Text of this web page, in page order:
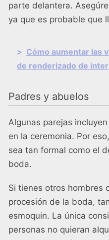
parte delantera.
ya que es probable que
> Cómo aumentar las
de renderizado de
Padres y abuelos
Algunas parejas
en la ceremonia. Por
sea tan formal como el
boda.
Si tienes otros hombres
procesión de la boda,
esmoquin. La única
personas no quieran